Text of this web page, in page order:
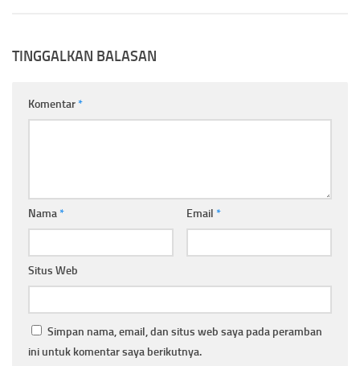
TINGGALKAN BALASAN
Komentar*
Nama* Email *
Situs Web
Simpan nama, email, dan situs web saya pada peramban
ini untuk komentar saya berikutnya.